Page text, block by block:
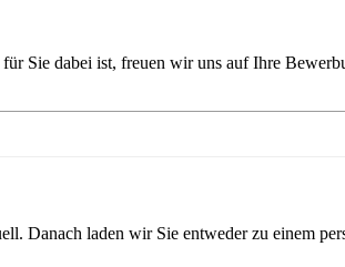
für Sie dabei ist, freuen wir uns auf Ihre
Danach laden wir Sie entweder zu einem